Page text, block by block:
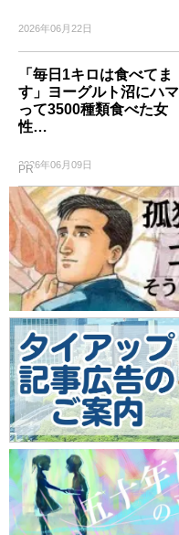
2026年06月22日
「毎日1キロは食べてま
す」ヨーグルト沼にハマ
って3500種類食べた女
性…
2026年06月09日
PR